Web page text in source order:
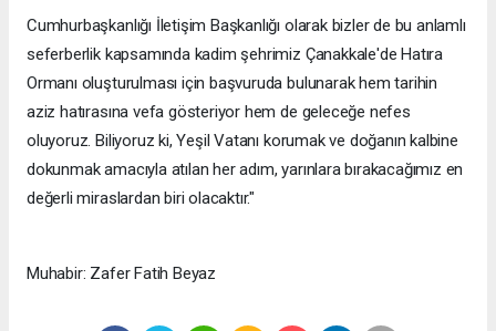
Cumhurbaşkanlığı İletişim Başkanlığı olarak bizler de bu anlamlı
seferberlik kapsamında kadim şehrimiz Çanakkale'de Hatıra
Ormanı oluşturulması için başvuruda bulunarak hem tarihin
aziz hatırasına vefa gösteriyor hem de geleceğe nefes
oluyoruz. Biliyoruz ki, Yeşil Vatanı korumak ve doğanın kalbine
dokunmak amacıyla atılan her adım, yarınlara bırakacağımız en
değerli miraslardan biri olacaktır."
Muhabir: Zafer Fatih Beyaz